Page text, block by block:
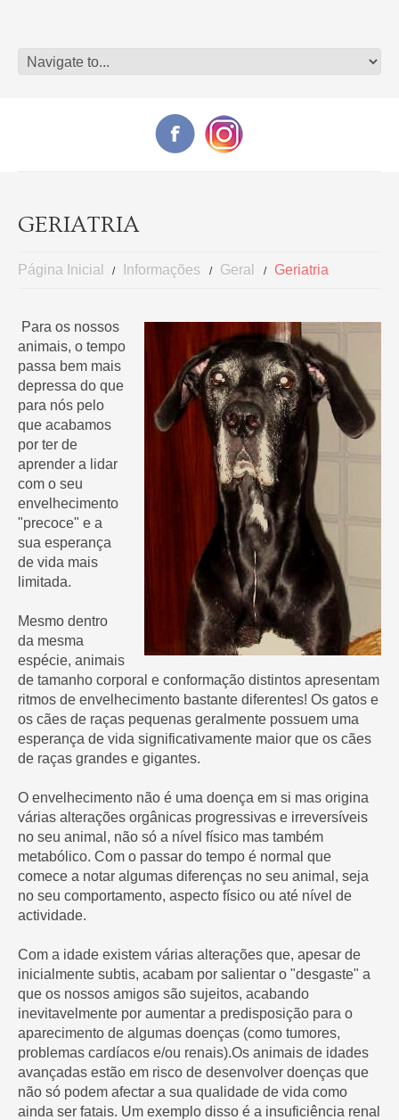
GERIATRIA
Página Inicial Informações Geral Geriatria
Para os nossos
animais, o tempo
passa bem mais
depressa do que
para nós pelo
que acabamos
por ter de
aprender a lidar
com o seu
envelhecimento
"precoce" e a
sua esperança
de vida mais
limitada.
Mesmo dentro
da mesma
espécie, animais
de tamanho corporal e conformação distintos apresentam
ritmos de envelhecimento bastante diferentes! Os gatos e
os cães de raças pequenas geralmente possuem uma
esperança de vida significativamente maior que os cães
de raças grandes e gigantes.
O envelhecimento não é uma doença em si mas origina
várias alterações orgânicas progressivas e irreversíveis
no seu animal, não só a nível físico mas também
metabólico. Com o passar do tempo é normal que
comece a notar algumas diferenças no seu animal, seja
no seu comportamento, aspecto físico ou até nível de
actividade.
Com a idade existem várias alterações que, apesar de
inicialmente subtis, acabam por salientar o "desgaste" a
que os nossos amigos são sujeitos, acabando
inevitavelmente por aumentar a predisposição para o
aparecimento de algumas doenças (como tumores,
problemas cardíacos e/ou renais).Os animais de idades
avançadas estão em risco de desenvolver doenças que
não só podem afectar a sua qualidade de vida como
ainda ser fatais. Um exemplo disso é a insuficiência renal